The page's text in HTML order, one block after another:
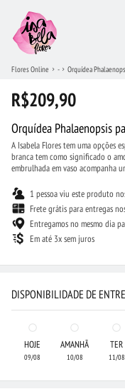
Flores Online - Orquídea
R$209,90
Orquídea Phalaenopsis
A Isabela Flores tem uma opções
branca tem como significado o
embrulhada em vaso acompanha
1 pessoa viu este produto
Frete grátis para entregas
Entregamos no mesmo dia
Em até 3x sem juros
DISPONIBILIDADE DE
HOJE
09/08
AMANHÃ
10/08
TER
11/08